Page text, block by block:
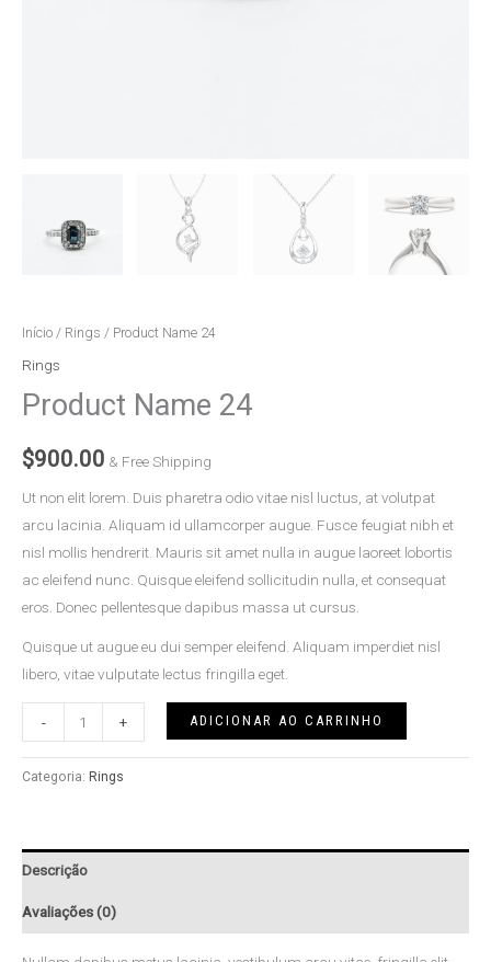
Início / Rings / Product Name 24
Rings
Product Name 24
$900.00 & Free Shipping
Ut non elit lorem. Duis pharetra odio vitae nisl luctus, at volutpat
arcu lacinia. Aliquam id ullamcorper augue. Fusce feugiat nibh et
nisl mollis hendrerit. Mauris sit amet nulla in augue laoreet lobortis
ac eleifend nunc. Quisque eleifend sollicitudin nulla, et consequat
eros. Donec pellentesque dapibus massa ut cursus.
Quisque ut augue eu dui semper eleifend. Aliquam imperdiet nisl
libero, vitae vulputate lectus fringilla eget.
- + ADICIONAR AO CARRINHO
Categoria: Rings
Descrição
Avaliações (0)